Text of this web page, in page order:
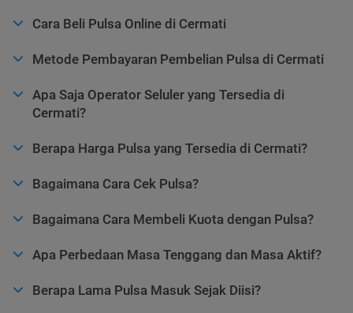
Cara Beli Pulsa Online di Cermati
Metode Pembayaran Pembelian Pulsa di Cermati
Apa Saja Operator Seluler yang Tersedia di
Cermati?
Berapa Harga Pulsa yang Tersedia di Cermati?
Bagaimana Cara Cek Pulsa?
Bagaimana Cara Membeli Kuota dengan Pulsa?
Apa Perbedaan Masa Tenggang dan Masa Aktif?
Berapa Lama Pulsa Masuk Sejak Diisi?